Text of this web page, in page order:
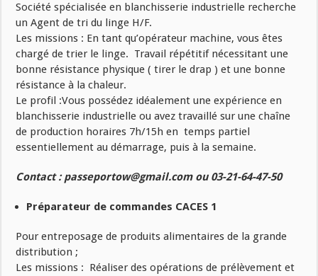
Société spécialisée en blanchisserie industrielle recherche
un Agent de tri du linge H/F.
Les missions : En tant qu’opérateur machine, vous êtes
chargé de trier le linge. Travail répétitif nécessitant une
bonne résistance physique ( tirer le drap ) et une bonne
résistance à la chaleur.
Le profil :Vous possédez idéalement une expérience en
blanchisserie industrielle ou avez travaillé sur une chaîne
de production horaires 7h/15h en temps partiel
essentiellement au démarrage, puis à la semaine.
Contact : passeportow@gmail.com ou 03-21-64-47-50
Préparateur de commandes CACES 1
Pour entreposage de produits alimentaires de la grande
distribution ;
Les missions : Réaliser des opérations de prélèvement et